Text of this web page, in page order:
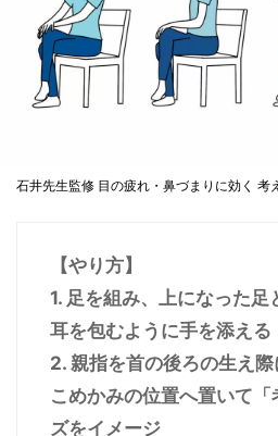
石井先生監修 目の疲れ・鼻づまりに効く 考
【やり方】
1. 足を組み、上になった
耳を包むように手を添える
2. 親指を首の後ろの生え
こめかみの位置へ置いて
ズをイメージ